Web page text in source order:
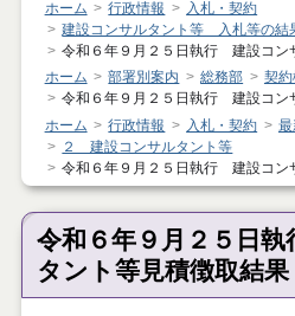
ホーム 行政情報
入札・契約
建設コンサルタント等 入札等の結
令和６年９月２５日執行 建設コン
ホーム
部署別案内 総務部
契
令和６年９月２５日執行 建設コン
ホーム
行政情報 入札・契約
２ 建設コンサルタント等
令和６年９月２５日執行 建設コン
令和６年９月２５日
タント等見積徴取結果